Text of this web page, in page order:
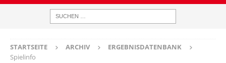
STARTSEITE ARCHIV
ERGEBNISDATENBANK
Spielinfo